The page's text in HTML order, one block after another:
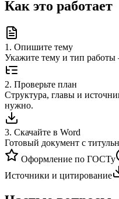
Как это работает
1 . Опишите тему
Укажите тему и тип
2. Проверьте план
Структура, главы и
нужно.
3. Скачайте в Word
Готовый документ с
Оформление по ГОСТу
Источники и цитирование